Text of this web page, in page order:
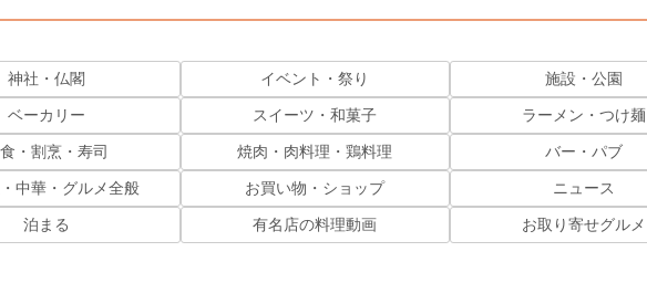
神社・仏閣 イベント・祭り 施設・公園
ベーカリー スイーツ・和菓子 ラーメン・つけ麺
・割烹・寿司 焼肉・肉料理・鶏料理 バー・パブ
中華・グルメ全般 お買い物・ショップ ニュース
泊まる 有名店の料理動画 お取り寄せグルメ